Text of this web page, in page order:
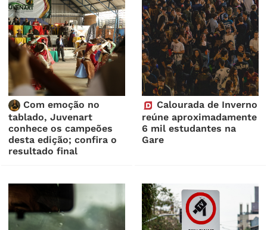
Com emoção no
tablado, Juvenart
conhece os campeões
desta edição; confira o
resultado final
Calourada de Inverno
reúne aproximadamente
6 mil estudantes na
Gare